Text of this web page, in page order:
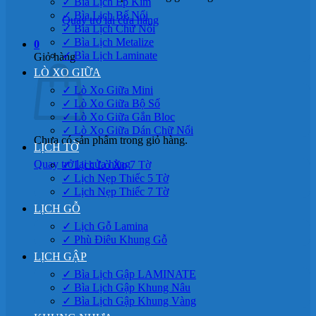
Quay trở lại cửa hàng
0
Giỏ hàng
Chưa có sản phẩm trong giỏ hàng.
Quay trở lại cửa hàng
✓ Bìa Lịch Bế Nổi
✓ Bìa Lịch Chữ Nổi
✓ Bìa Lịch Metalize
✓ Bìa Lịch Laminate
LÒ XO GIỮA
✓ Lò Xo Giữa Mini
✓ Lò Xo Giữa Bộ Số
✓ Lò Xo Giữa Gắn Bloc
✓ Lò Xo Giữa Dán Chữ Nổi
LỊCH TỜ
✓ Lịch Lò Xo 7 Tờ
✓ Lịch Nẹp Thiếc 5 Tờ
✓ Lịch Nẹp Thiếc 7 Tờ
LỊCH GỖ
✓ Lịch Gỗ Lamina
✓ Phù Điêu Khung Gỗ
LỊCH GẬP
✓ Bìa Lịch Gập LAMINATE
✓ Bìa Lịch Gập Khung Nâu
✓ Bìa Lịch Gập Khung Vàng